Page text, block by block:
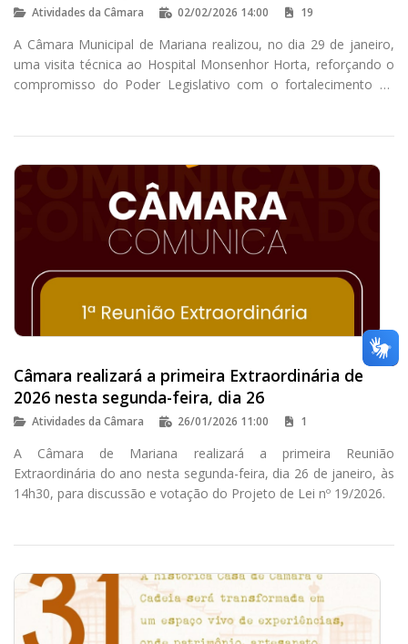
Atividades da Câmara 02/02/2026 14:00 19
A Câmara Municipal de Mariana realizou, no dia 29 de janeiro,
uma visita técnica ao Hospital Monsenhor Horta, reforçando o
compromisso do Poder Legislativo com o fortalecimento da
Câmara realizará a primeira Extraordinária de
2026 nesta segunda-feira, dia 26
Atividades da Câmara 26/01/2026 11:00 1
A Câmara de Mariana realizará a primeira Reunião
Extraordinária do ano nesta segunda-feira, dia 26 de janeiro, às
14h30, para discussão e votação do Projeto de Lei nº 19/2026.